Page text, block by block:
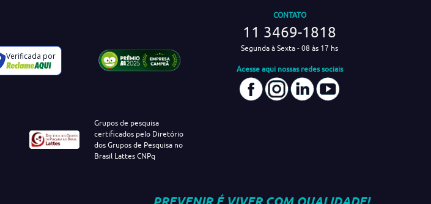
Verificada por
CONTATO
11 3469-1818
Segunda à Sexta - 08 às 17 hs
Acesse aqui nossas redes sociais
Grupos de pesquisa
certificados pelo Diretório
dos Grupos de Pesquisa no
Brasil Lattes CNPq